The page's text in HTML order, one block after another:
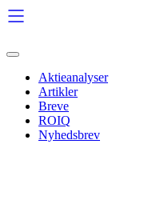
Videre
til
Aktieanalyser
Artikler
Breve
ROIQ
Nyhedsbrev